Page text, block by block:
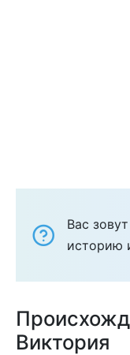
Вас
историю
Виктория